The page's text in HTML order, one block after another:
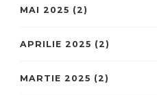
MAI 2025 (2)
APRILIE 2025 (2)
MARTIE 2025 (2)